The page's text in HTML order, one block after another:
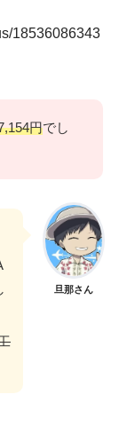
18536086343
円でし
旦那さん